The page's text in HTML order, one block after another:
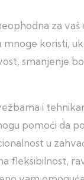
za
koristi,
smanjenje
i
pomoći da
u
fleksibilnost,